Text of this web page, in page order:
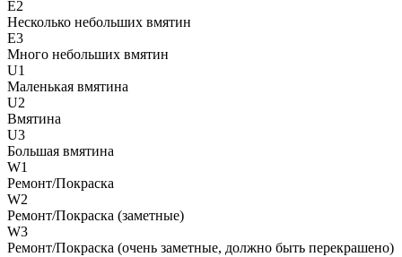
E2
Несколько небольших вмятин
E3
Много небольших вмятин
U1
Маленькая вмятина
U2
Вмятина
U3
Большая вмятина
W1
Ремонт/Покраска
W2
Ремонт/Покраска (заметные)
W3
Ремонт/Покраска (очень заметные, должно быть перекрашено)